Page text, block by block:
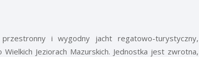
i wygodny jacht regatowo-turystyczny,
Jeziorach Mazurskich. Jednostka jest zwrotna,